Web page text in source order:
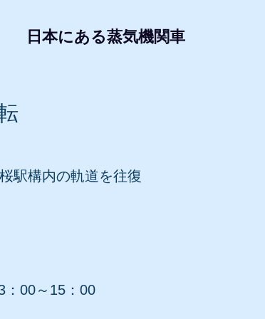
日本にある蒸気機関車
駅構内の軌道を往復
00～15：00